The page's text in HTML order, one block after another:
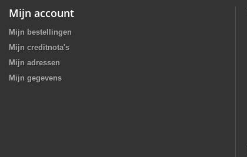
Mijn account
Mijn bestellingen
Mijn creditnota's
Mijn adressen
Mijn gegevens